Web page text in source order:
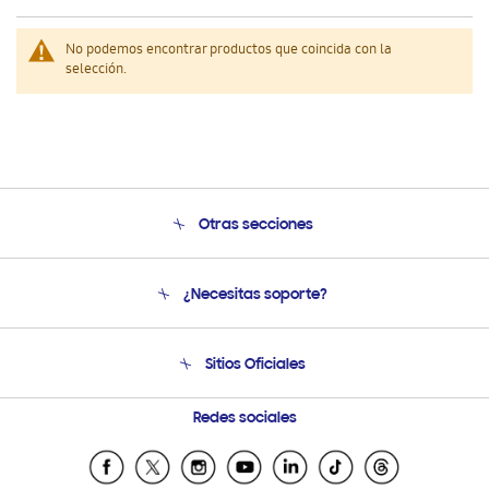
No podemos encontrar productos que coincida con la
selección.
Otras secciones
Soporte
Seguimiento de tu pedido
Condiciones de Compra
Programa de Beneficios Corporativos
¿Necesitas soporte?
Soporte vía eMail
Preguntas Frecuentes
Sitios Oficiales
Samsung Costa Rica
Samsung Ecuador
Samsung El Salvador
Redes sociales